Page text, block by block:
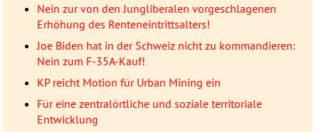
Nein zur von den Jungliberalen vorgeschlagenen
Erhöhung des Renteneintrittsalters!
Joe Biden hat in der Schweiz nicht zu kommandieren:
Nein zum F-35A-Kauf!
KP reicht Motion für Urban Mining ein
Für eine zentralörtliche und soziale territoriale
Entwicklung